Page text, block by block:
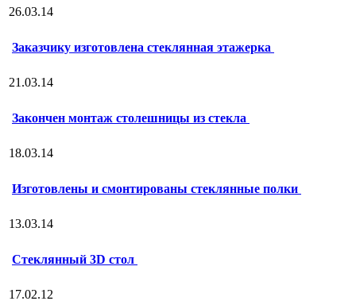
26.03.14
Заказчику изготовлена стеклянная этажерка
21.03.14
Закончен монтаж столешницы из стекла
18.03.14
Изготовлены и смонтированы стеклянные полки
13.03.14
Стеклянный 3D стол
17.02.12